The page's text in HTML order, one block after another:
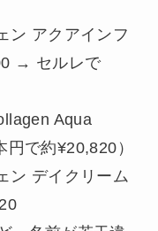
ン アクアインフ
→ セルレで
Aqua
で約¥20,820）
ン デイクリーム